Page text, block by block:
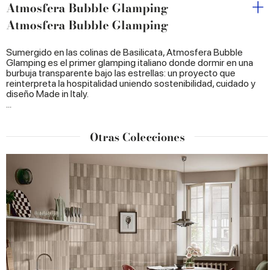
Atmosfera Bubble Glamping
Atmosfera Bubble Glamping
Sumergido en las colinas de Basilicata, Atmosfera Bubble
Glamping es el primer glamping italiano donde dormir en una
burbuja transparente bajo las estrellas: un proyecto que
reinterpreta la hospitalidad uniendo sostenibilidad, cuidado y
diseño Made in Italy.
...
Otras Colecciones